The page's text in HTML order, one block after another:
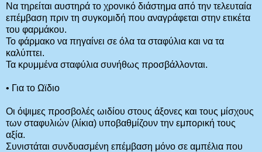
Να τηρείται αυστηρά το χρονικό διάστημα από την τελευταία
επέμβαση πριν τη συγκομιδή που αναγράφεται στην ετικέτα
του φαρμάκου.
Το φάρμακο να πηγαίνει σε όλα τα σταφύλια και να τα
καλύπτει.
Τα κρυμμένα σταφύλια συνήθως προσβάλλονται.
• Για το Ωϊδιο
Οι όψιμες προσβολές ωιδίου στους άξονες και τους μίσχους
των σταφυλιών (λίκια) υποβαθμίζουν την εμπορική τους
αξία.
Συνιστάται συνδυασμένη επέμβαση μόνο σε αμπέλια που